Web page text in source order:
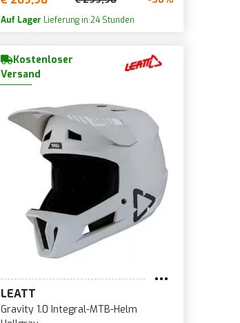
Auf Lager Lieferung in 24 Stunden
Kostenloser
Versand
LEATT
Gravity 1.0 Integral-MTB-Helm